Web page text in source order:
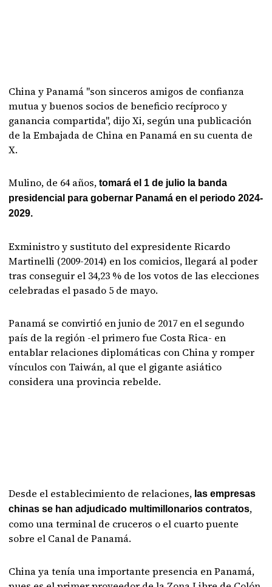
China y Panamá "son sinceros amigos de confianza
mutua y buenos socios de beneficio recíproco y
ganancia compartida", dijo Xi, según una publicación
de la Embajada de China en Panamá en su cuenta de
X.
Mulino, de 64 años,tomará el 1 de julio la banda
presidencial para gobernar Panamá en el periodo 2024-
2029.
Exministro y sustituto del expresidente Ricardo
Martinelli (2009-2014) en los comicios, llegará al poder
tras conseguir el 34,23 % de los votos de las elecciones
celebradas el pasado 5 de mayo.
Panamá se convirtió en junio de 2017 en el segundo
país de la región -el primero fue Costa Rica- en
entablar relaciones diplomáticas con China y romper
vínculos con Taiwán, al que el gigante asiático
considera una provincia rebelde.
Desde el establecimiento de relaciones, las empresas
chinas se han adjudicado multimillonarios contratos,
como una terminal de cruceros o el cuarto puente
sobre el Canal de Panamá.
China ya tenía una importante presencia en Panamá,